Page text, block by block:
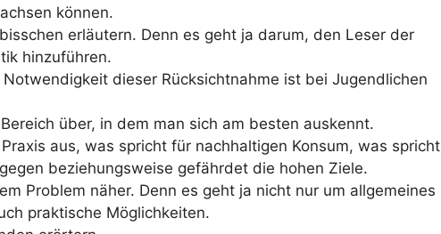
können.
erläutern. Denn es geht ja darum, den Leser der
hinzuführen.
dieser Rücksichtnahme ist bei Jugendlichen
über, in dem man sich am besten auskennt.
aus, was spricht für nachhaltigen Konsum, was spricht
beziehungsweise gefährdet die hohen Ziele.
Problem näher. Denn es geht ja nicht nur um allgemeines
praktische Möglichkeiten.